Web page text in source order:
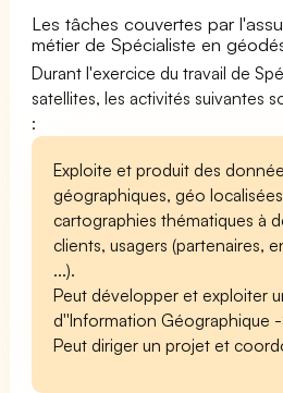
Les tâches couvertes par
métier de Spécialiste en
Durant l'exercice du travail de
satellites, les activités suivantes
:
Exploite et produit des
géographiques, géo
cartographies thématiques à
clients, usagers (partenaires,
...).
Peut développer et exploiter
d''Information Géographique
Peut diriger un projet et